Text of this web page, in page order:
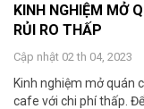
KINH NGHIỆM MỞ
RỦI RO THẤP
Cập nhật 02 th 04, 2023
Kinh nghiệm mở quán
cafe với chi phí thấp.